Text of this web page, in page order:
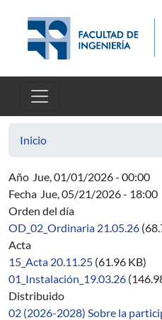
Inicio
Año Jue, 01/01/2026 - 00:00
Fecha Jue, 05/21/2026 - 18:00
Orden del día
OD_02_Ordinaria 21.05.26
Acta
15_Acta 20.11.25 (61.96 KB)
01_Instalación_19.03.26
Distribuido
02 (2026-2028) Sobre la